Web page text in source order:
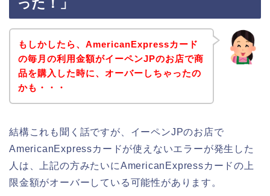
もしかしたら、AmericanExpressカード
の毎月の利用金額がイーペンJPのお店で商
品を購入した時に、オーバーしちゃったの
かも・・・
結構これも聞く話ですが、イーペンJPのお店で
AmericanExpressカードが使えないエラーが発生した
人は、上記の方みたいにAmericanExpressカードの上
限金額がオーバーしている可能性があります。